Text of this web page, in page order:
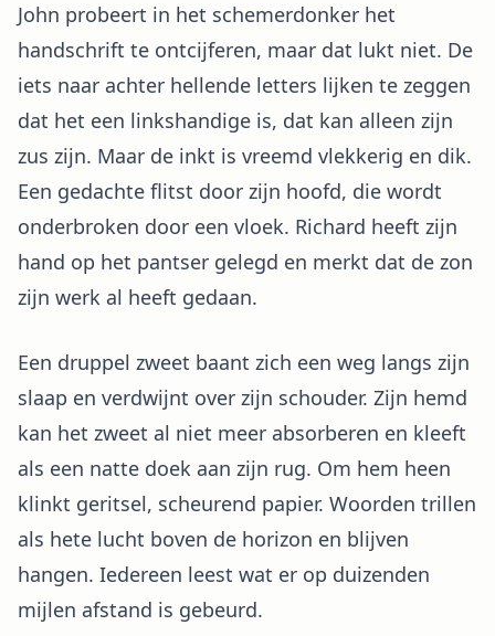
John probeert in het schemerdonker het
handschrift te ontcijferen, maar dat lukt niet. De
iets naar achter hellende letters lijken te zeggen
dat het een linkshandige is, dat kan alleen zijn
zus zijn. Maar de inkt is vreemd vlekkerig en dik.
Een gedachte flitst door zijn hoofd, die wordt
onderbroken door een vloek. Richard heeft zijn
hand op het pantser gelegd en merkt dat de zon
zijn werk al heeft gedaan.
Een druppel zweet baant zich een weg langs zijn
slaap en verdwijnt over zijn schouder. Zijn hemd
kan het zweet al niet meer absorberen en kleeft
als een natte doek aan zijn rug. Om hem heen
klinkt geritsel, scheurend papier. Woorden trillen
als hete lucht boven de horizon en blijven
hangen. Iedereen leest wat er op duizenden
mijlen afstand is gebeurd.